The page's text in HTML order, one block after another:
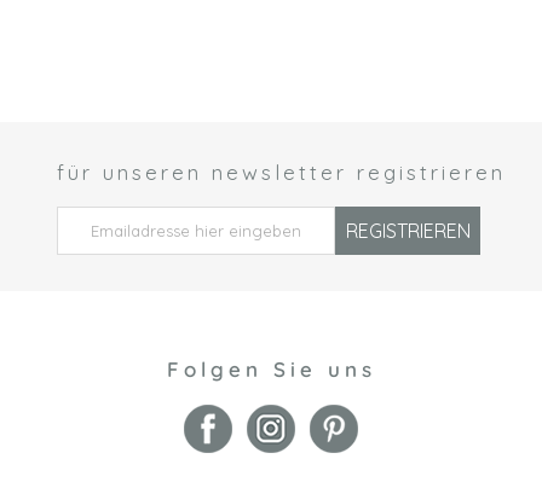
für unseren newsletter registrieren
REGISTRIEREN
Folgen Sie uns